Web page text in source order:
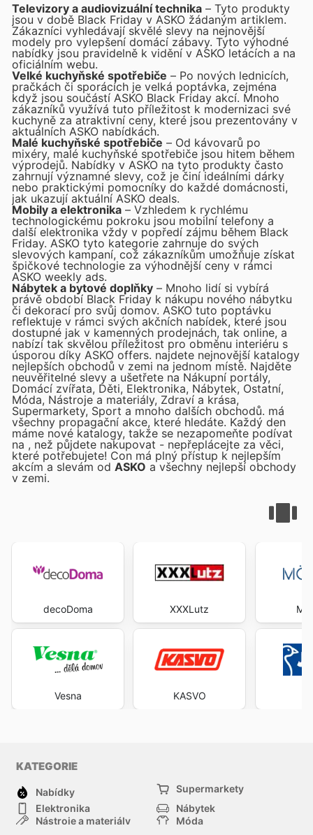
Televizory a audiovizuální technika – Tyto produkty
jsou v době Black Friday v ASKO žádaným artiklem.
Zákazníci vyhledávají skvělé slevy na nejnovější
modely pro vylepšení domácí zábavy. Tyto výhodné
nabídky jsou pravidelně k vidění v ASKO letácích a na
oficiálním webu.
Velké kuchyňské spotřebiče – Po nových lednicích,
pračkách či sporácích je velká poptávka, zejména
když jsou součástí ASKO Black Friday akcí. Mnoho
zákazníků využívá tuto příležitost k modernizaci své
kuchyně za atraktivní ceny, které jsou prezentovány v
aktuálních ASKO nabídkách.
Malé kuchyňské spotřebiče – Od kávovarů po
mixéry, malé kuchyňské spotřebiče jsou hitem během
výprodejů. Nabídky v ASKO na tyto produkty často
zahrnují významné slevy, což je činí ideálními dárky
nebo praktickými pomocníky do každé domácnosti,
jak ukazují aktuální ASKO deals.
Mobily a elektronika – Vzhledem k rychlému
technologickému pokroku jsou mobilní telefony a
další elektronika vždy v popředí zájmu během Black
Friday. ASKO tyto kategorie zahrnuje do svých
slevových kampaní, což zákazníkům umožňuje získat
špičkové technologie za výhodnější ceny v rámci
ASKO weekly ads.
Nábytek a bytové doplňky – Mnoho lidí si vybírá
právě období Black Friday k nákupu nového nábytku
či dekorací pro svůj domov. ASKO tuto poptávku
reflektuje v rámci svých akčních nabídek, které jsou
dostupné jak v kamenných prodejnách, tak online, a
nabízí tak skvělou příležitost pro obměnu interiéru s
úsporou díky ASKO offers. najdete nejnovější katalogy
nejlepších obchodů v zemi na jednom místě. Najděte
neuvěřitelné slevy a ušetřete na Nákupní portály,
Domácí zvířata, Děti, Elektronika, Nábytek, Ostatní,
Móda, Nástroje a materiály, Zdraví a krása,
Supermarkety, Sport a mnoho dalších obchodů. má
všechny propagační akce, které hledáte. Každý den
máme nové katalogy, takže se nezapomeňte podívat
na , než půjdete nakupovat - nepřeplácejte za věci,
které potřebujete! Con má plný přístup k nejlepším
akcím a slevám od ASKO a všechny nejlepší obchody
v zemi.
decoDoma
Vesna
XXXLutz
KASVO
KATEGORIE
Nabídky
Supermarkety
Elektronika
Nábytek
Nástroje a materiály
Móda